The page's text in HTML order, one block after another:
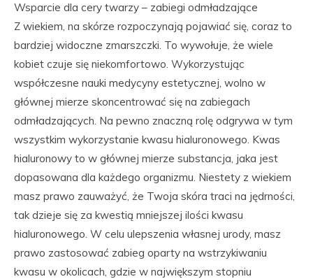
Wsparcie dla cery twarzy – zabiegi odmładzające
Z wiekiem, na skórze rozpoczynają pojawiać się, coraz to
bardziej widoczne zmarszczki. To wywołuje, że wiele
kobiet czuje się niekomfortowo. Wykorzystując
współczesne nauki medycyny estetycznej, wolno w
głównej mierze skoncentrować się na zabiegach
odmładzających. Na pewno znaczną rolę odgrywa w tym
wszystkim wykorzystanie kwasu hialuronowego. Kwas
hialuronowy to w głównej mierze substancja, jaka jest
dopasowana dla każdego organizmu. Niestety z wiekiem
masz prawo zauważyć, że Twoja skóra traci na jędrności,
tak dzieje się za kwestią mniejszej ilości kwasu
hialuronowego. W celu ulepszenia własnej urody, masz
prawo zastosować zabieg oparty na wstrzykiwaniu
kwasu w okolicach, gdzie w największym stopniu